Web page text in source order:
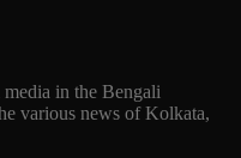
in the Bengali
various news of Kolkata,